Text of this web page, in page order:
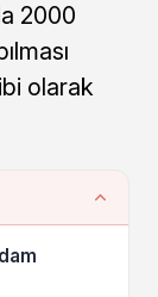
2000
olarak